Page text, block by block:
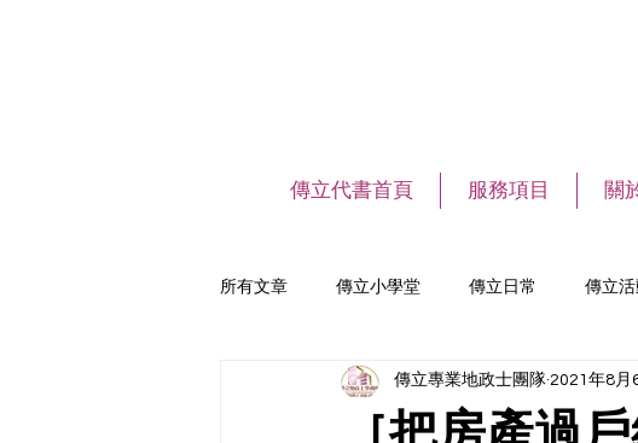
傳立代書首頁 服務項目 關
所有文章 傳立小學堂 傳立日常 傳立活
傳立專業地政士團隊 2021年8月